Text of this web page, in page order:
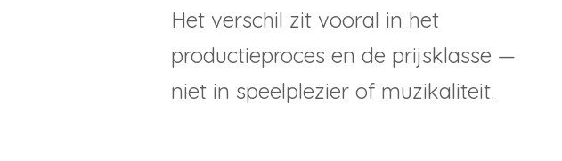
Het verschil zit vooral in het
productieproces en de prijsklasse —
niet in speelplezier of muzikaliteit.